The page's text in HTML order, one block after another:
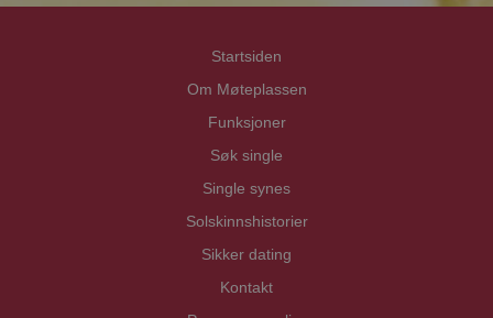
Startsiden
Om Møteplassen
Funksjoner
Søk single
Single synes
Solskinnshistorier
Sikker dating
Kontakt